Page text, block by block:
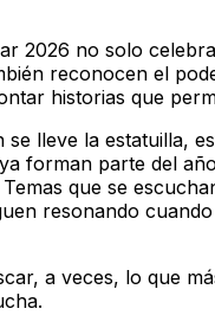
2026 no solo
reconocen el
historias que
se lleve la estatuilla,
forman parte del año
que se
resonando
a veces, lo que